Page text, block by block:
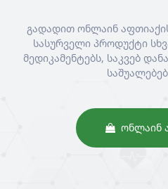
გადადით ონლაინ
სასურველი პროდუქტი
მედიკამენტებს, საკვებ
ᲝᲜᲚᲐᲘᲜ